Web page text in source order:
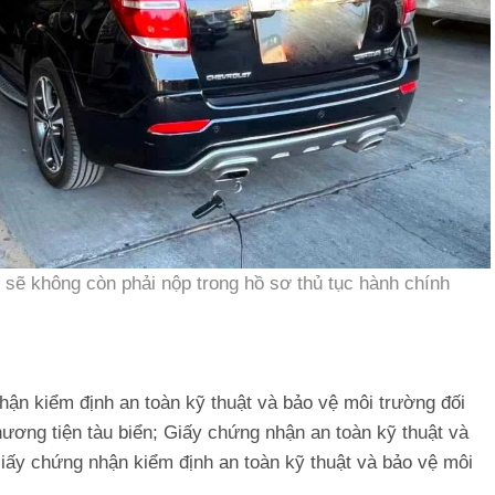
không còn phải nộp trong hồ sơ thủ tục hành chính
kiểm định an toàn kỹ thuật và bảo vệ môi trường đối
tiện tàu biển; Giấy chứng nhận an toàn kỹ thuật và
chứng nhận kiểm định an toàn kỹ thuật và bảo vệ môi